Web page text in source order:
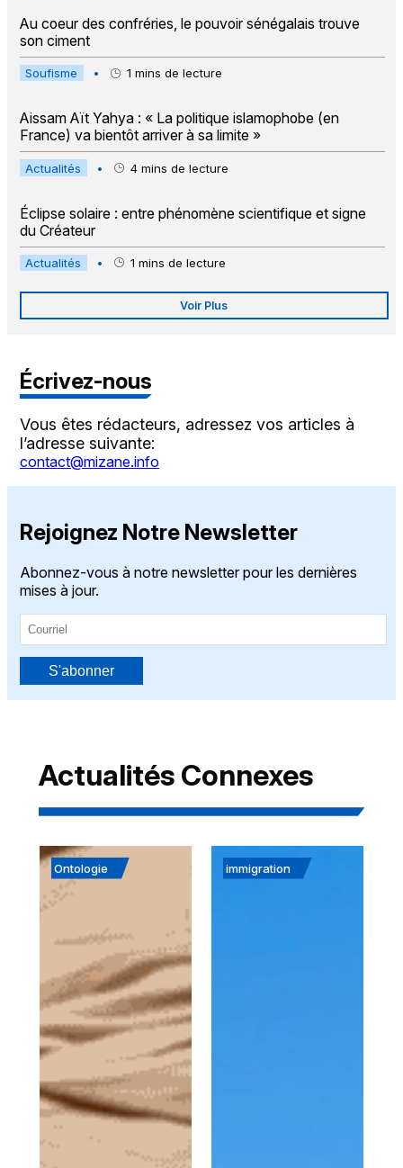
Au coeur des confréries, le pouvoir sénégalais trouve
son ciment
Soufisme • 1 mins de lecture
Aissam Aït Yahya : « La politique islamophobe (en
France) va bientôt arriver à sa limite »
Actualités • 4 mins de lecture
Éclipse solaire : entre phénomène scientifique et signe
du Créateur
Actualités • 1 mins de lecture
Voir Plus
Écrivez-nous
Vous êtes rédacteurs, adressez vos articles à
l’adresse suivante:
contact@mizane.info
Rejoignez Notre Newsletter
Abonnez-vous à notre newsletter pour les dernières
mises à jour.
S'abonner
Actualités Connexes
Ontologie immigration